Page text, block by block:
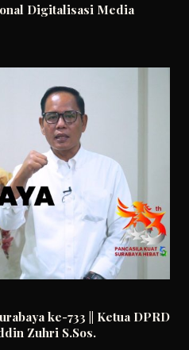
Digitalisasi Media
ke-733 || Ketua DPRD
Zuhri S.Sos.